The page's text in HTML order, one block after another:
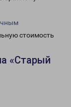
стоимость
«Старый